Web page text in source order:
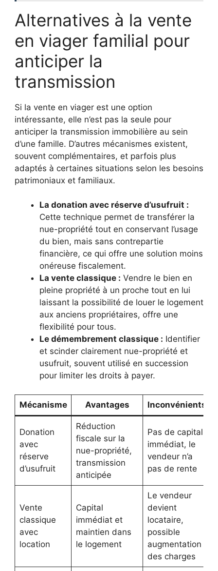
Alternatives à la vente
en viager familial pour
anticiper la
transmission
Si la vente en viager est une option
intéressante, elle n’est pas la seule pour
anticiper la transmission immobilière au sein
d’une famille. D’autres mécanismes existent,
souvent complémentaires, et parfois plus
adaptés à certaines situations selon les besoins
patrimoniaux et familiaux.
La donation avec réserve d’usufruit :
Cette technique permet de transférer la
nue-propriété tout en conservant l’usage
du bien, mais sans contrepartie
financière, ce qui offre une solution moins
onéreuse fiscalement.
La vente classique : Vendre le bien en
pleine propriété à un proche tout en lui
laissant la possibilité de louer le logement
aux anciens propriétaires, offre une
flexibilité pour tous.
Le démembrement classique : Identifier
et scinder clairement nue-propriété et
usufruit, souvent utilisé en succession
pour limiter les droits à payer.
Mécanisme Avantages Inconvénients
Donation
avec
réserve
d’usufruit
Réduction
fiscale sur la
nue-propriété,
transmission
anticipée
Pas de capital
immédiat, le
vendeur n’a
pas de rente
Vente
classique
avec
location
Capital
immédiat et
maintien dans
le logement
Le vendeur
devient
locataire,
possible
augmentation
des charges